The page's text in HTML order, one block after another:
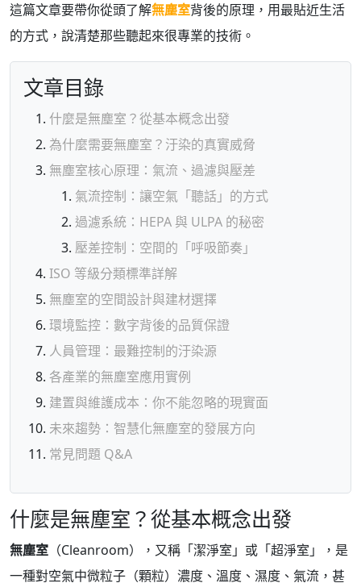
這篇文章要帶你從頭了解無塵室背後的原理，用最貼近生活
的方式，說清楚那些聽起來很專業的技術。
文章目錄
什麼是無塵室？從基本概念出發
為什麼需要無塵室？汙染的真實威脅
無塵室核心原理：氣流、過濾與壓差
氣流控制：讓空氣「聽話」的方式
過濾系統：HEPA 與 ULPA 的秘密
壓差控制：空間的「呼吸節奏」
ISO 等級分類標準詳解
無塵室的空間設計與建材選擇
環境監控：數字背後的品質保證
人員管理：最難控制的汙染源
各產業的無塵室應用實例
建置與維護成本：你不能忽略的現實面
未來趨勢：智慧化無塵室的發展方向
常見問題 Q&A
什麼是無塵室？從基本概念出發
無塵室 （Cleanroom），又稱「潔淨室」或「超淨室」，是
一種對空氣中微粒子（顆粒）濃度、溫度、濕度、氣流，甚